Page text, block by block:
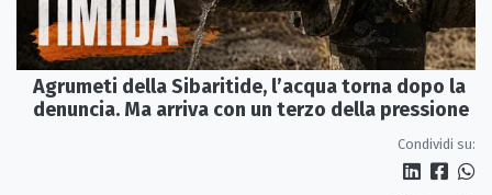
Agrumeti della Sibaritide, l’acqua torna dopo la
denuncia. Ma arriva con un terzo della pressione
Condividi su: